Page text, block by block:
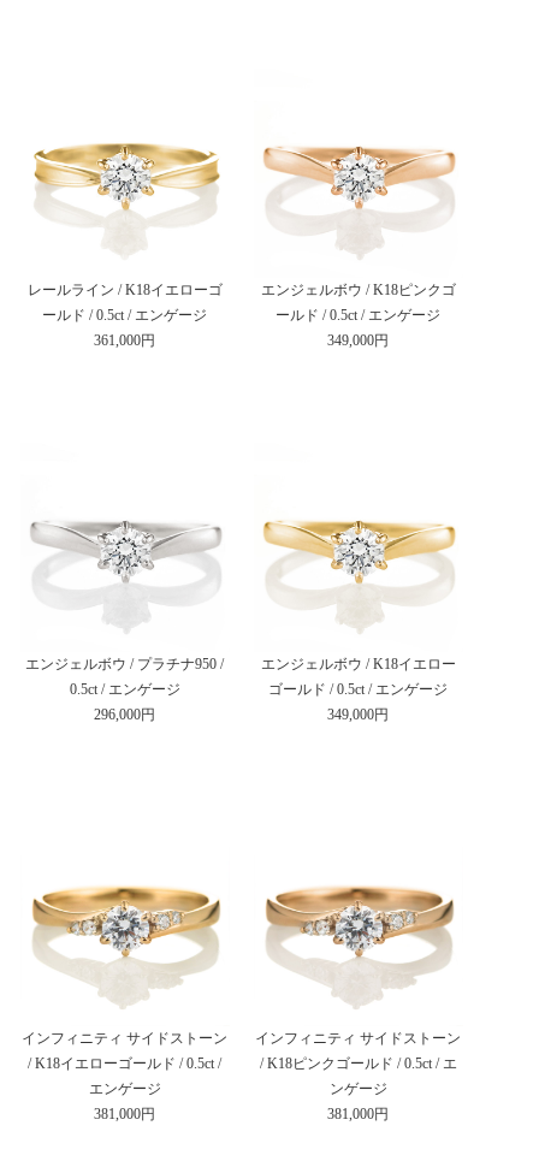
レールライン / K18イエローゴ
ールド / 0.5ct / エンゲージ
361,000円
エンジェルボウ / K18ピンクゴ
ールド / 0.5ct / エンゲージ
349,000円
エンジェルボウ / プラチナ950 /
0.5ct / エンゲージ
296,000円
エンジェルボウ / K18イエロー
ゴールド / 0.5ct / エンゲージ
349,000円
インフィニティ サイドストーン
/ K18イエローゴールド / 0.5ct /
エンゲージ
381,000円
インフィニティ サイドストーン
/ K18ピンクゴールド / 0.5ct / エ
ンゲージ
381,000円